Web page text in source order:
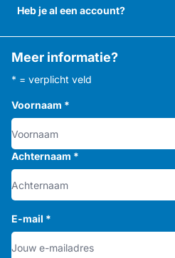
Heb je al een account?
Meer informatie?
* = verplicht veld
Voornaam *
Achternaam *
E-mail *